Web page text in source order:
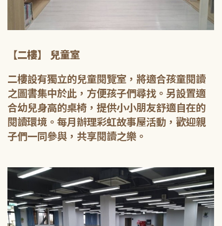
【二樓】 兒童室
二樓設有獨立的兒童閱覽室，將適合孩童閱讀
之圖書集中於此，方便孩子們尋找。另設置適
合幼兒身高的桌椅，提供小小朋友舒適自在的
閱讀環境。每月辦理彩虹故事屋活動，歡迎親
子們一同參與，共享閱讀之樂。